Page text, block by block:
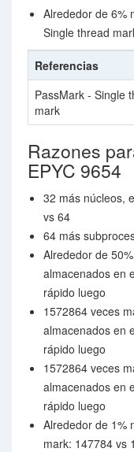
Alrededor de 6%
Single thread
Referencias
PassMark - Single
mark
Razones
EPYC 9654
32 más núcleos,
vs 64
64 más
Alrededor de
almacenados en
rápido luego
1572864 veces
almacenados en
rápido luego
1572864 veces
almacenados en
rápido luego
Alrededor de 1%
mark: 147784 vs